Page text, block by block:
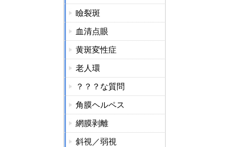
瞼裂斑
血清点眼
黄斑変性症
老人環
？？？な質問
角膜ヘルペス
網膜剥離
斜視／弱視